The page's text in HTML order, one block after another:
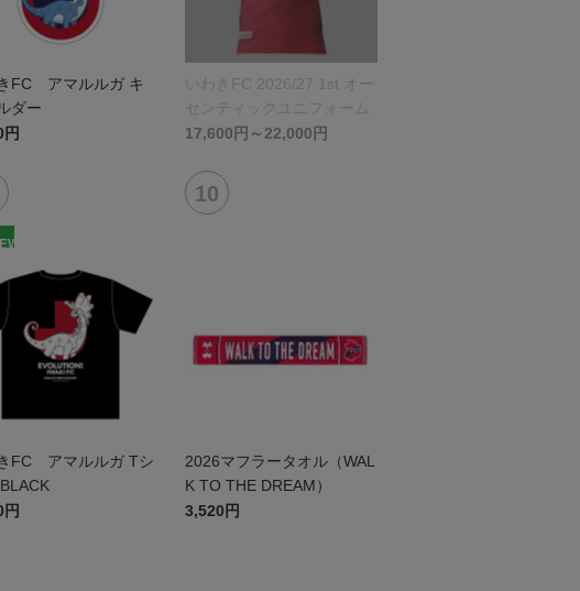
FC アマルルガ キ
ダー
円
いわきFC 2026/27 1st オー
センティックユニフォーム
17,600円～22,000円
FC アマルルガ Tシ
2026マフラータオル（WAL
K TO THE DREAM）
3,520円